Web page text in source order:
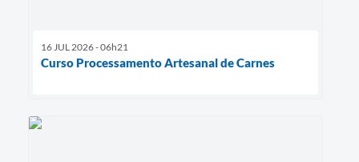
16 JUL 2026 - 06h21
Curso Processamento Artesanal de Carnes